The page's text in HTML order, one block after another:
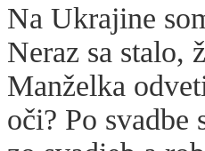
Na Ukrajine
Neraz sa stalo,
Manželka
oči? Po svadbe